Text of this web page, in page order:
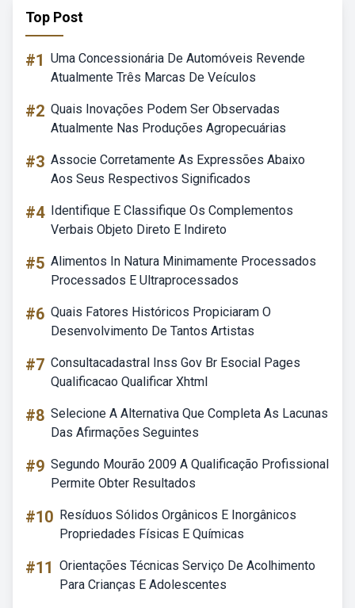
Top Post
#1 Uma Concessionária De Automóveis Revende
Atualmente Três Marcas De Veículos
#2 Quais Inovações Podem Ser Observadas
Atualmente Nas Produções Agropecuárias
#3 Associe Corretamente As Expressões Abaixo
Aos Seus Respectivos Significados
#4 Identifique E Classifique Os Complementos
Verbais Objeto Direto E Indireto
#5 Alimentos In Natura Minimamente Processados
Processados E Ultraprocessados
#6 Quais Fatores Históricos Propiciaram O
Desenvolvimento De Tantos Artistas
#7 Consultacadastral Inss Gov Br Esocial Pages
Qualificacao Qualificar Xhtml
#8 Selecione A Alternativa Que Completa As Lacunas
Das Afirmações Seguintes
#9 Segundo Mourão 2009 A Qualificação Profissional
Permite Obter Resultados
#10 Resíduos Sólidos Orgânicos E Inorgânicos
Propriedades Físicas E Químicas
#11 Orientações Técnicas Serviço De Acolhimento
Para Crianças E Adolescentes